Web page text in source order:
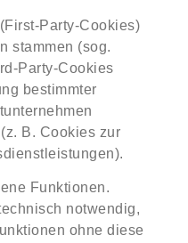
Party-Cookies)
stammen (sog.
Party-Cookies
bestimmter
B. Cookies zur
Funktionen.
notwendig,
ohne diese